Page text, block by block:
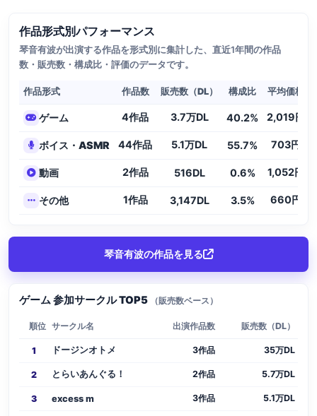
作品形式別パフォーマンス
琴音有波が出演する作品を形式別に集計した、直近1年間の作品
数・販売数・構成比・評価のデータです。
作品形式 作品数 販売数（DL） 構成比 平均価格
ゲーム 4作品 3.7万DL 40.2% 2,019円
ボイス・ASMR 44作品 5.1万DL 55.7% 703円
動画 2作品 516DL 0.6% 1,052円
その他 1作品 3,147DL 3.5% 660円
琴音有波の作品を見る
ゲーム 参加サークル TOP5 （販売数ベース）
順位 サークル名 出演作品数 販売数（DL）
1 ドージンオトメ 3作品 35万DL
2 とらいあんぐる！ 2作品 5.7万DL
3 excess m 3作品 5.1万DL